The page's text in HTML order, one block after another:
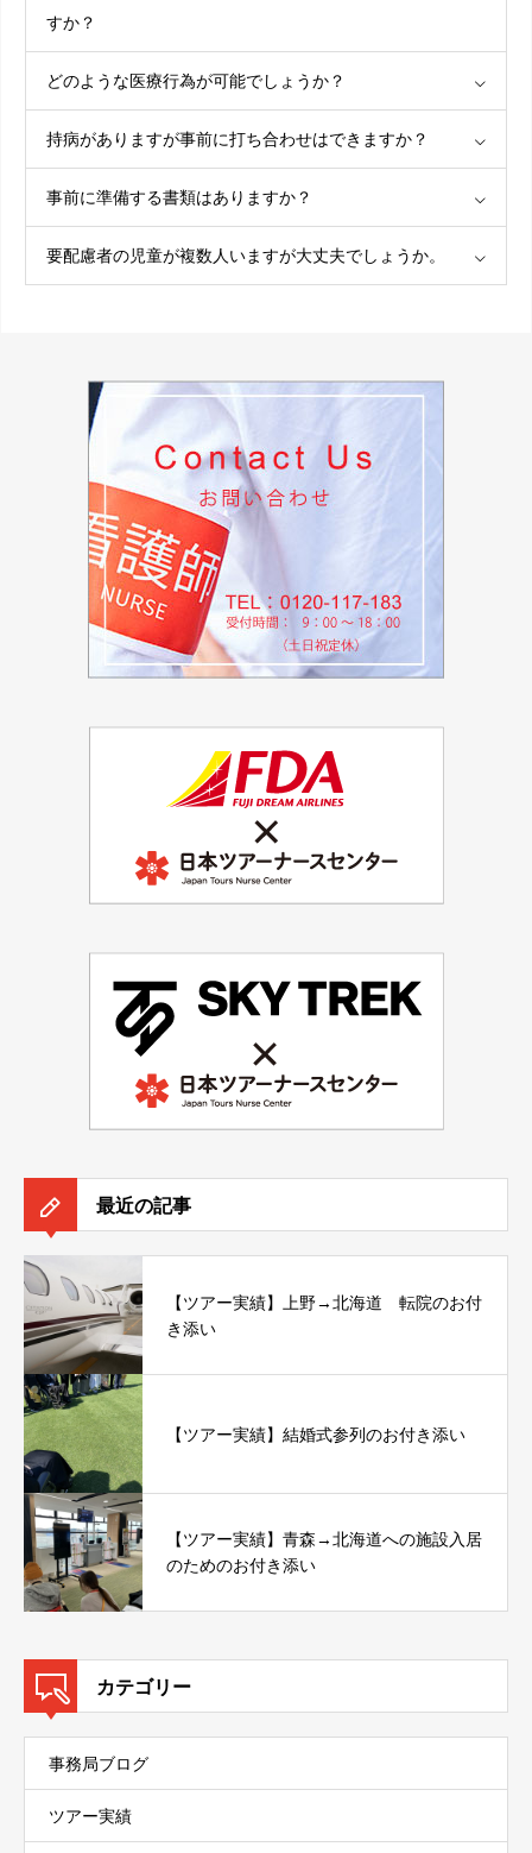
すか？
どのような医療行為が可能でしょうか？
持病がありますが事前に打ち合わせはできますか？
事前に準備する書類はありますか？
要配慮者の児童が複数人いますが大丈夫でしょうか。
最近の記事
【ツアー実績】上野→北海道 転院のお付
き添い
【ツアー実績】結婚式参列のお付き添い
【ツアー実績】青森→北海道への施設入居
のためのお付き添い
カテゴリー
事務局ブログ
ツアー実績